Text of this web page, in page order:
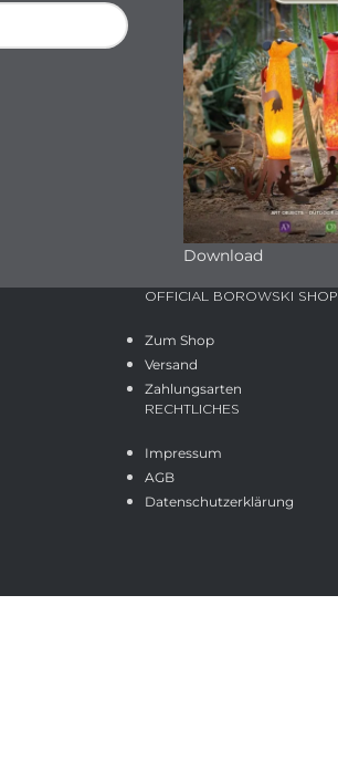
Download
OFFICIAL BOROWSKI SHOP
Zum Shop
Versand
Zahlungsarten
RECHTLICHES
Impressum
AGB
Datenschutzerklärung